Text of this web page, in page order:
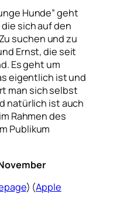
Hunde” geht
sich auf den
suchen und zu
Ernst, die seit
Es geht um
eigentlich ist und
man sich selbst
natürlich ist auch
Rahmen des
Publikum
) (Apple